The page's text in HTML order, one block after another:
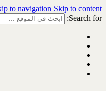
to navigation Skip to content
Search for: